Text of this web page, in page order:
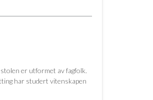
er utformet av fagfolk.
har studert vitenskapen